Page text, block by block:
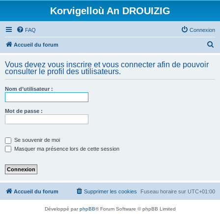
Korvigelloù An DROUIZIG
FAQ Connexion
Accueil du forum
h
Vous devez vous inscrire et vous connecter afin de pouvoir
consulter le profil des utilisateurs.
Nom d’utilisateur :
Mot de passe :
Se souvenir de moi
Masquer ma présence lors de cette session
Accueil du forum Fuseau horaire sur UTC+01:00
Supprimer les cookies
Développé parphpBB® Forum Software © phpBB Limited